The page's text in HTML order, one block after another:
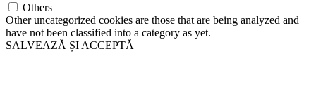
Others
Other uncategorized cookies are those that are being analyzed and
have not been classified into a category as yet.
SALVEAZĂ ȘI ACCEPTĂ